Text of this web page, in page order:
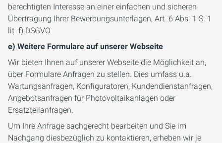
berechtigten Interesse an einer einfachen und sicheren
Übertragung Ihrer Bewerbungsunterlagen, Art. 6 Abs. 1 S. 1
lit. f) DSGVO.
e) Weitere Formulare auf unserer Webseite
Wir bieten Ihnen auf unserer Webseite die Möglichkeit an,
über Formulare Anfragen zu stellen. Dies umfass u.a.
Wartungsanfragen, Konfiguratoren, Kundendienstanfragen,
Angebotsanfragen für Photovoltaikanlagen oder
Ersatzteilanfragen.
Um Ihre Anfrage sachgerecht bearbeiten und Sie im
Nachgang diesbezüglich zu kontaktieren, erheben wir je